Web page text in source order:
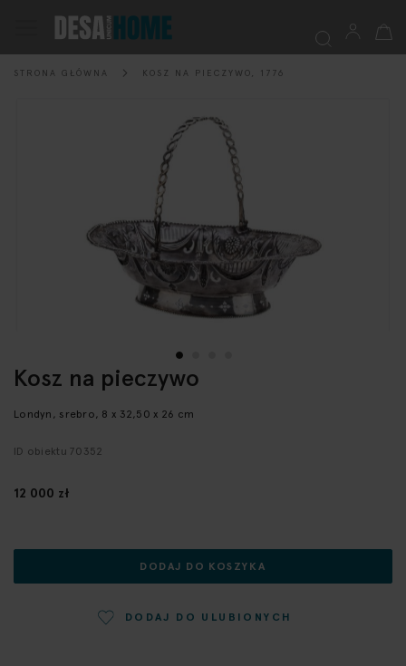
Mój
STRONA GŁÓWNA KOSZ NA PIECZYWO, 1776
Przejdź
początek
Londyn, srebro, 8 x 32,50 x 26 cm
Kosz na pieczywo
ID obiektu 70352
12 000 zł
DODAJ DO KOSZYKA
DODAJ DO ULUBIONYCH